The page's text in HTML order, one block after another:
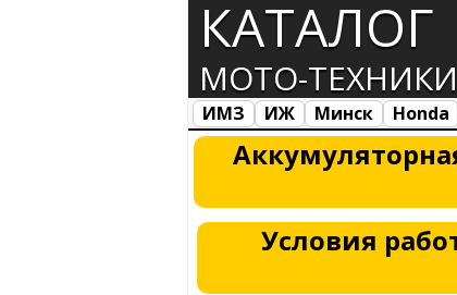
КАТАЛОГ
МОТО-ТЕХНИКИ
ИМЗ ИЖ Минск Honda
Все марки
Загрузка...
Условия